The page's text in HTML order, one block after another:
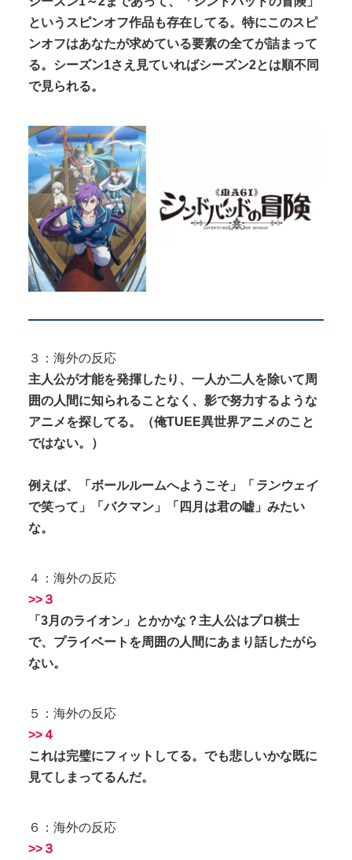
というスピンオフ作品も存在してる。特にこのスピ
ンオフはあなたが求めている要素の全てが詰まって
る。シーズン1さえ見ていればシーズン2とは順不同
で見られる。
３：海外の反応
主人公が才能を発揮したり、一人か二人を除いて周
囲の人間に知られることなく、影で努力するような
アニメを探してる。（俺TUEE異世界アニメのこと
ではない。）
例えば、「ボールルームへようこそ」「 ランウェイ
で笑って」「バクマン」「四月は君の嘘」みたい
な。
４：海外の反応
>>３
「3月のライオン」とかかな？主人公はプロ棋士
で、プライベートを周囲の人間にあまり話したがら
ない。
５：海外の反応
>>４
これは完璧にフィットしてる。でも悲しいかな既に
見てしまってるんだ。
６：海外の反応
>>３